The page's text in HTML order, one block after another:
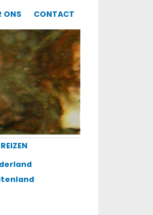
ONS CONTACT